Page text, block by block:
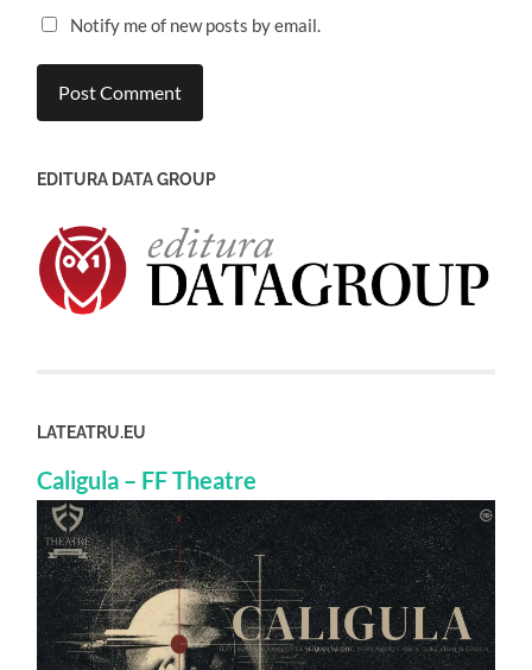
Notify me of new posts by email.
EDITURA DATA GROUP
LATEATRU.EU
Caligula – FF Theatre